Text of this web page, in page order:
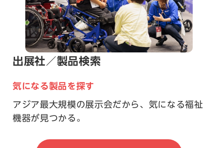
出展社／製品検索
気になる製品を探す
アジア最大規模の展示会だから、気になる福祉
機器が見つかる。